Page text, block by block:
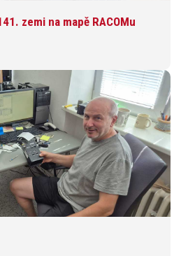
zemi na mapě RACOMu